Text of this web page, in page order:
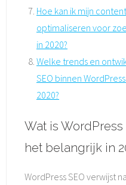
Hoe kan ik mijn
optimaliseren voor
in 2020?
Welke trends en
SEO binnen
2020?
Wat is WordPress
het belangrijk in
WordPress SEO verwijst